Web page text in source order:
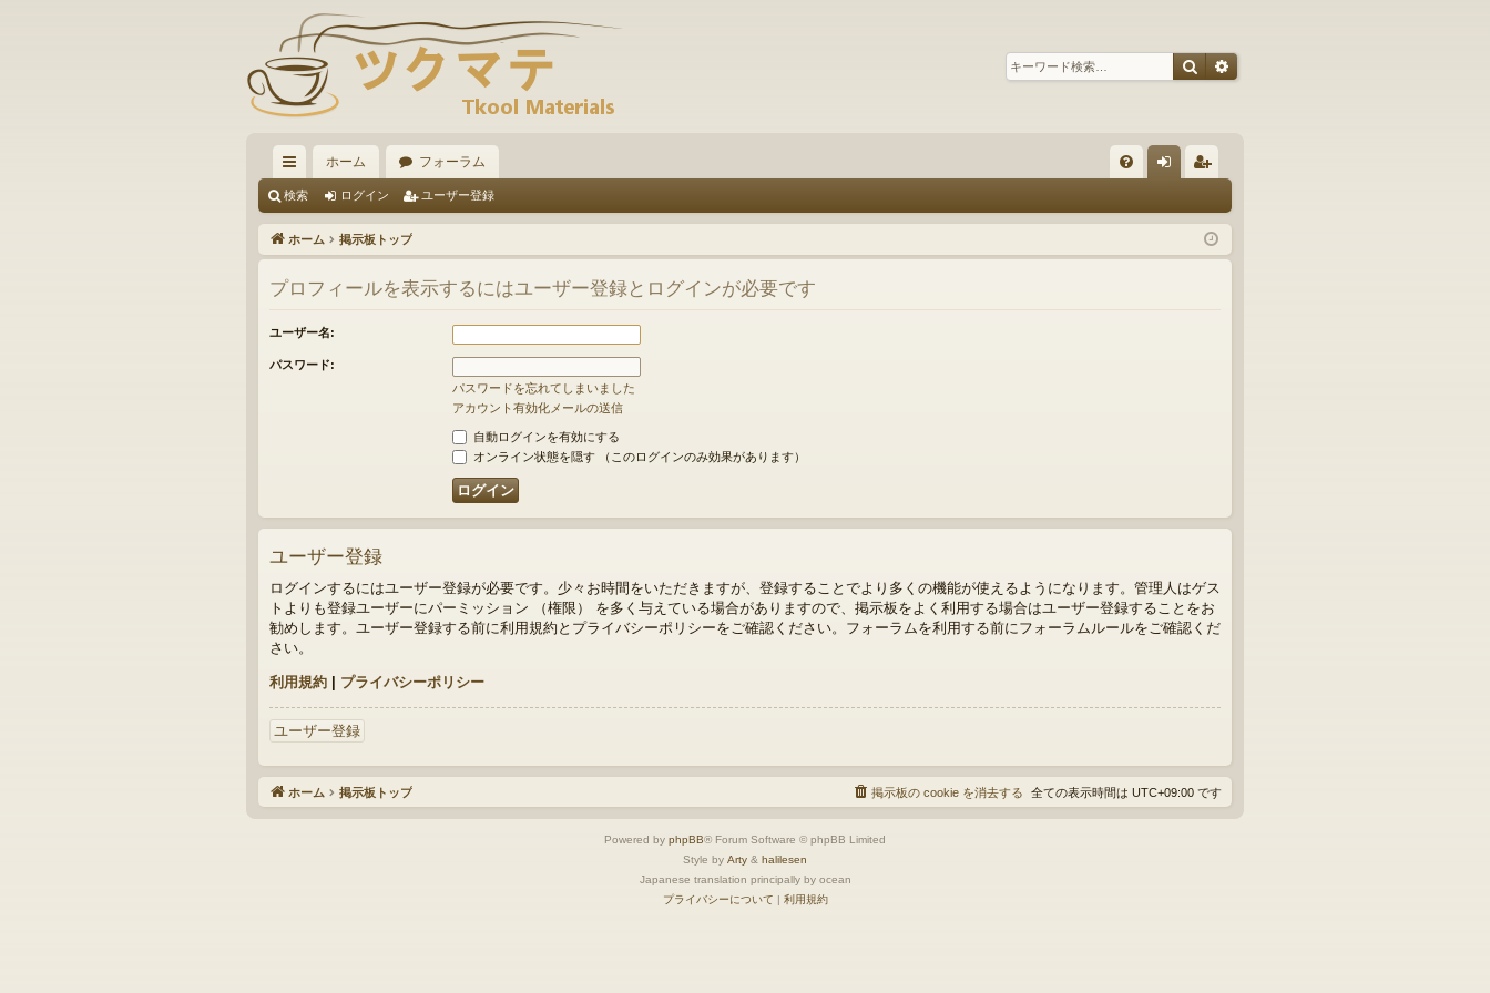
検索 詳細検索
イ
ッ
ク
リ
ン
ク
ホーム フォーラム
Q イ
ン
ザ
ー
検索 ログイン ユーザー登録
ホーム 掲示板トップ
プロフィールを表示するにはユーザー登録とログインが必要です
ユーザー名:
パスワード:
パスワードを忘れてしまいました
アカウント有効化メールの送信
自動ログインを有効にする
オンライン状態を隠す （このログインのみ効果があります）
ユーザー登録
ログインするにはユーザー登録が必要です。少々お時間をいただきますが、登録することでより多くの機能が使えるようになります。管理人はゲス
トよりも登録ユーザーにパーミッション （権限） を多く与えている場合がありますので、掲示板をよく利用する場合はユーザー登録することをお
勧めします。ユーザー登録する前に利用規約とプライバシーポリシーをご確認ください。フォーラムを利用する前にフォーラムルールをご確認くだ
さい。
利用規約 | プライバシーポリシー
ユーザー登録
ホーム 掲示板トップ 全ての表示時間は UTC+09:00 です
掲示板の cookie を消去する
Powered by phpBB® Forum Software © phpBB Limited
Style by Arty & halilesen
Japanese translation principally by ocean
プライバシーについて | 利用規約